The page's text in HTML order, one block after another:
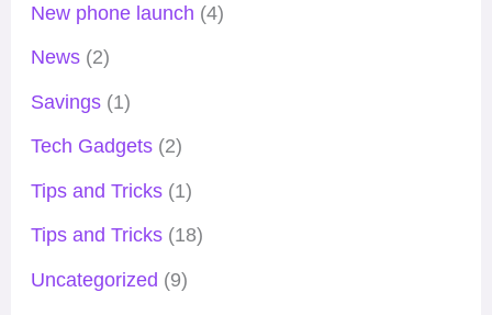
New phone launch (4)
News(2)
Savings(1)
Tech Gadgets(2)
Tips and Tricks(1)
Tips and Tricks(18)
Uncategorized (9)